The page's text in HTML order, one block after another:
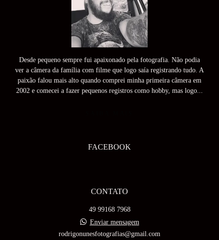
Desde pequeno sempre fui apaixonado pela fotografia. Não podia
ver a câmera da família com filme que logo saía registrando tudo. A
paixão falou mais alto quando comprei minha primeira câmera em
2002 e comecei a fazer pequenos registros como hobby, mas logo...
FACEBOOK
CONTATO
49 99168 7968
Enviar mensagem
rodrigonunesfotografias@gmail.com